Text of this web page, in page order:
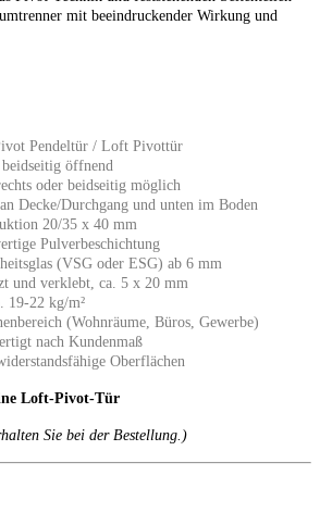
mit beeindruckender Wirkung und
Pendeltür / Loft Pivottür
öffnend
oder beidseitig möglich
Decke/Durchgang und unten im Boden
20/35 x 40 mm
Pulverbeschichtung
(VSG oder ESG) ab 6 mm
und verklebt, ca. 5 x 20 mm
19-22 kg/m²
(Wohnräume, Büros, Gewerbe)
nach Kundenmaß
Oberflächen
Loft-Pivot-Tür
Sie bei der Bestellung.)